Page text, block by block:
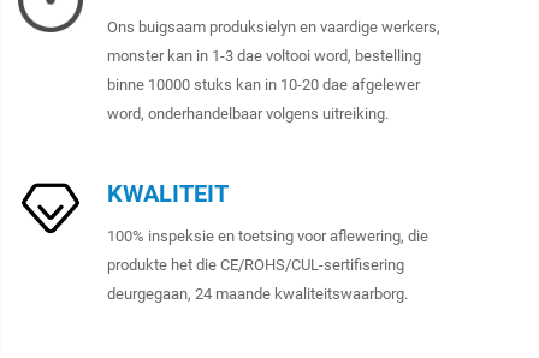
Ons buigsaam produksielyn en vaardige werkers,
monster kan in 1-3 dae voltooi word, bestelling
binne 10000 stuks kan in 10-20 dae afgelewer
word, onderhandelbaar volgens uitreiking.
KWALITEIT
100% inspeksie en toetsing voor aflewering, die
produkte het die CE/ROHS/CUL-sertifisering
deurgegaan, 24 maande kwaliteitswaarborg.